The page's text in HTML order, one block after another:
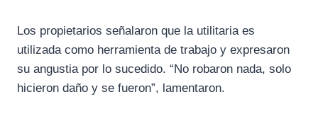
Los propietarios señalaron que la utilitaria es
utilizada como herramienta de trabajo y expresaron
su angustia por lo sucedido. “No robaron nada, solo
hicieron daño y se fueron”, lamentaron.